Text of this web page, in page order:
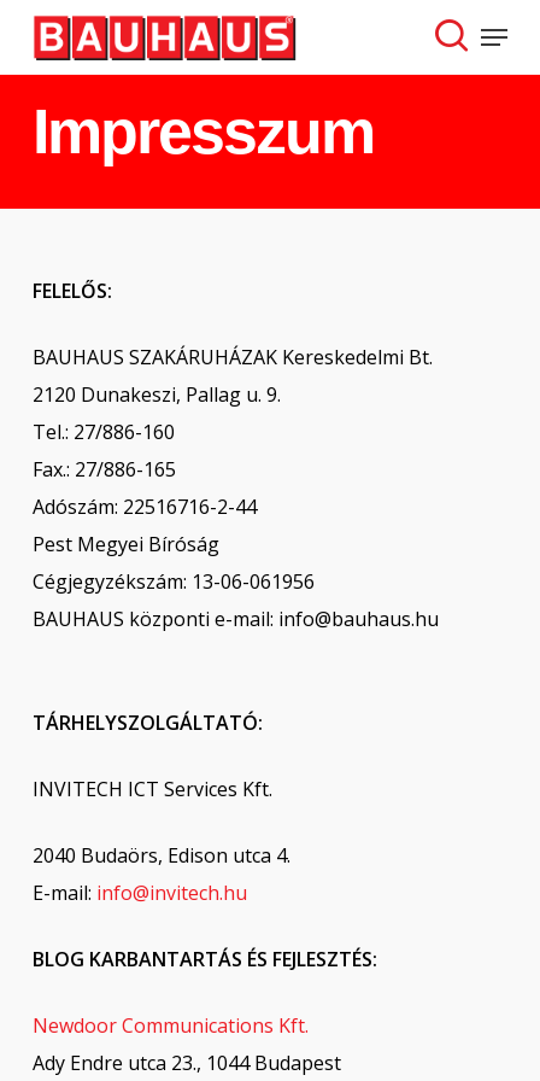
Skip
content
search
Menu
Impresszum
FELELŐS:
BAUHAUS SZAKÁRUHÁZAK Kereskedelmi Bt.
2120 Dunakeszi, Pallag u. 9.
Tel.: 27/886-160
Fax.: 27/886-165
Adószám: 22516716-2-44
Pest Megyei Bíróság
Cégjegyzékszám: 13-06-061956
BAUHAUS központi e-mail: info@bauhaus.hu
TÁRHELYSZOLGÁLTATÓ:
INVITECH ICT Services Kft.
2040 Budaörs, Edison utca 4.
E-mail: info@invitech.hu
BLOG KARBANTARTÁS ÉS FEJLESZTÉS:
Newdoor Communications Kft.
Ady Endre utca 23., 1044 Budapest
Close